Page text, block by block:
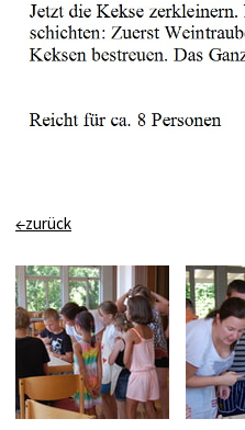
←zurück